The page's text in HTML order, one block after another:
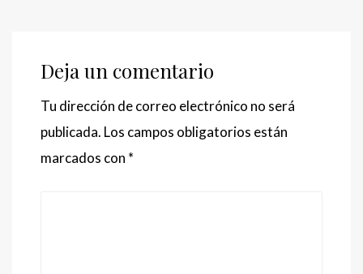
Deja un comentario
Tu dirección de correo electrónico no será
publicada. Los campos obligatorios están
marcados con *